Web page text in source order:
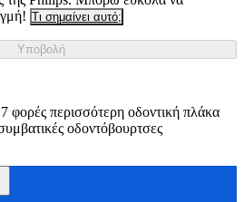
Τι σημαίνει αυτό;
Υποβολή
φορές περισσότερη οδοντική πλάκα
οδοντόβουρτσες